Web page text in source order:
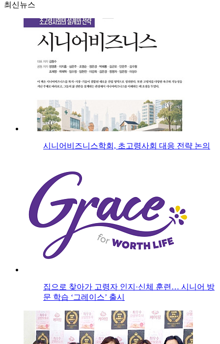
최신뉴스
시니어비즈니스학회, 초고령사회 대응 전략 논의
집으로 찾아가 고령자 인지·신체 훈련… 시니어 방
문 학습 ‘그레이스’ 출시